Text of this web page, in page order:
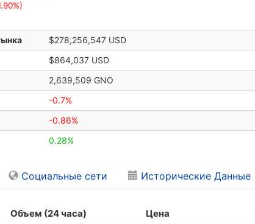
$278,256,547 USD
$864,037 USD
2,639,509 GNO
-0.7%
-0.86%
0.28%
Социальные сети Исторические Данные
Объем (24 часа) Цена